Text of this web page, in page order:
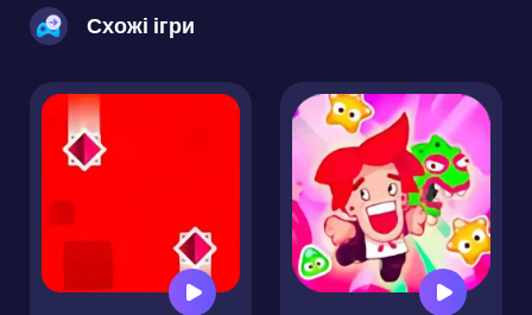
Схожі ігри